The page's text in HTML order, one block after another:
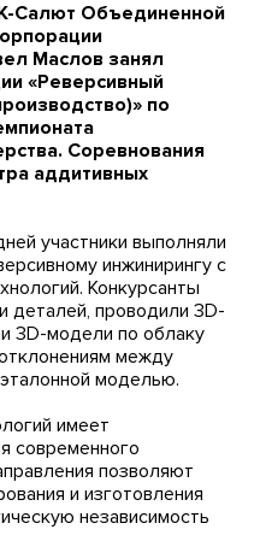
Салют Объединенной
Маслов занял
«Реверсивный
по
Соревнования
аддитивных
участники выполняли
инжинирингу с
Конкурсанты
проводили 3D-
3D-модели по облаку
между
моделью.
имеет
современного
позволяют
и изготовления
независимость